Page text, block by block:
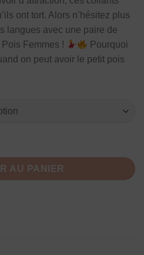
ont tort. Alors n’hésitez plus
langues avec une paire de
Femmes !
Pourquoi
on peut avoir le petit pois
Petits Pois Élégance Féminine
AU PANIER